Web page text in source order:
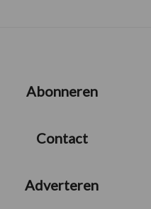
Abonneren
Contact
Adverteren